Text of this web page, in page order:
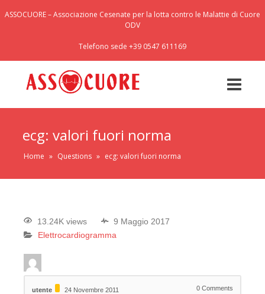
ASSOCUORE – Associazione Cesenate per la lotta contro le Malattie di Cuore
ODV
Telefono sede +39 0547 611169
ecg: valori fuori norma
Home » Questions » ecg: valori fuori norma
13.24K views
9 Maggio 2017
Elettrocardiogramma
utente 24 Novembre 2011 0 Comments